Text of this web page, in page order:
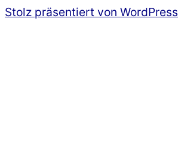
Stolz präsentiert von WordPress